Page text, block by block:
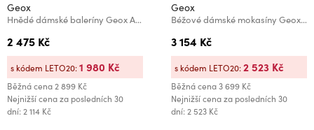
Geox
Hnědé dámské baleríny Geox Annytah
2 475 Kč
Běžná cena2 899 Kč
Nejnižší cena za posledních 30
dní: 2 114 Kč
s kódem LETO20:1 980 Kč
Geox
Béžové dámské mokasíny Geox Spherica Ec7
3 154 Kč
Běžná cena3 699 Kč
Nejnižší cena za posledních 30
dní: 2 523 Kč
s kódem LETO20:2 523 Kč